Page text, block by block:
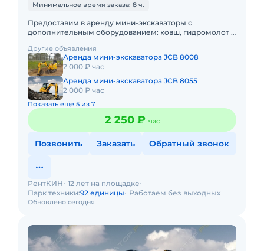
Минимальное время заказа: 8 ч.
Предоставим в аренду мини-экскаваторы с
дополнительным оборудованием: ковш, гидромолот и
часов работы + 1 час
Другие объявления
Аренда мини-экскаватора JCB 8008
2 000 ₽ час
Аренда мини-экскаватора JCB 8055
2 000 ₽ час
Показать еще 5 из 7
2 250 ₽ час
Позвонить Заказать Обратный звонок
Обновлено сегодня
РентКИН 12 лет на площадке
Парк техники:92 единицы Работаем без выходных